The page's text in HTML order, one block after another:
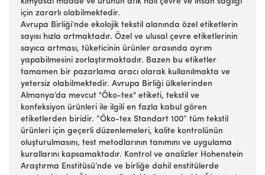
için zararlı olabilmektedir.
Avrupa Birliği’nde ekolojik tekstil alanında özel etiketlerin
sayısı hızla artmaktadır. Özel ve ulusal çevre etiketlerinin
sayıca artması, tüketicinin ürünler arasında ayrım
yapabilmesini zorlaştırmaktadır. Bazen bu etiketler
tamamen bir pazarlama aracı olarak kullanılmakta ve
yetersiz olabilmektedir. Avrupa Birliği ülkelerinden
Almanya’da mevcut "Öko-tex" etiketi, tekstil ve
konfeksiyon ürünleri ile ilgili en fazla kabul gören
etiketlerden biridir. “Öko-tex Standart 100” tüm tekstil
ürünleri için geçerli düzenlemeleri, kalite kontrolünün
oluşturulmasını, test metodlarının tanımını ve uygulama
kurallarını kapsamaktadır. Kontrol ve analizler Hohenstein
Araştırma Enstitüsü’nde ve birliğe dahil enstitülerde